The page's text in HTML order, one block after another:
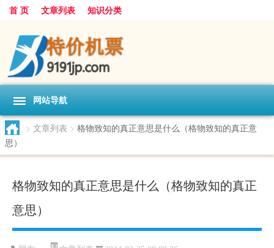
首 页 文章列表 知识分类
网站导航
> 文章列表 > 格物致知的真正意思是什么（格物致知的真正意
思）
格物致知的真正意思是什么（格物致知的真正
意思）